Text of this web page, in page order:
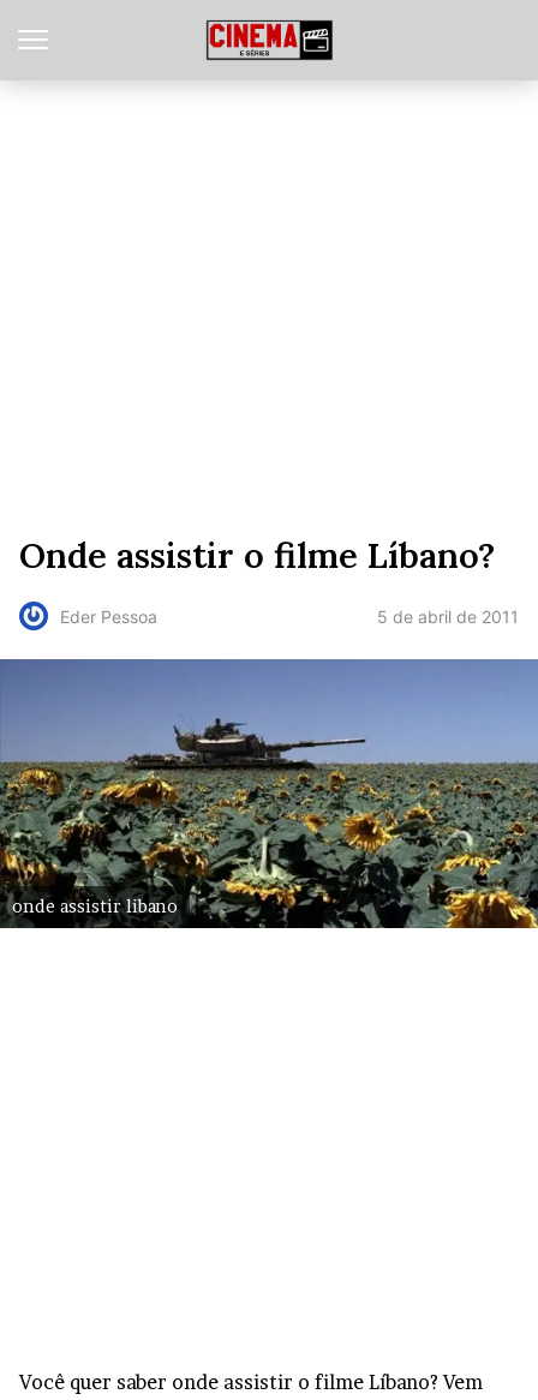
Onde assistir o filme Líbano?
Eder Pessoa 5 de abril de 2011
onde assistir libano
Você quer saber onde assistir o filme Líbano? Vem